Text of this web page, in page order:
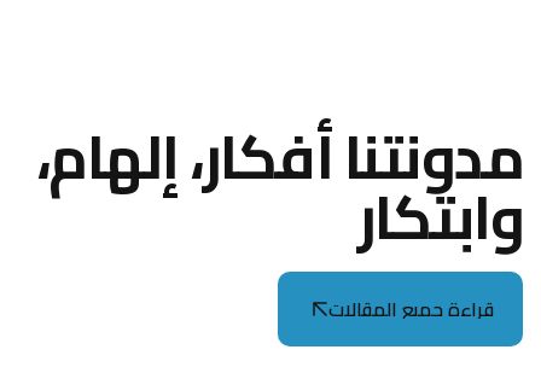
مدونتنا أفكار،إلهام،
وابتكار
قراءة جميع المقالات
قراءة جميع المقالات